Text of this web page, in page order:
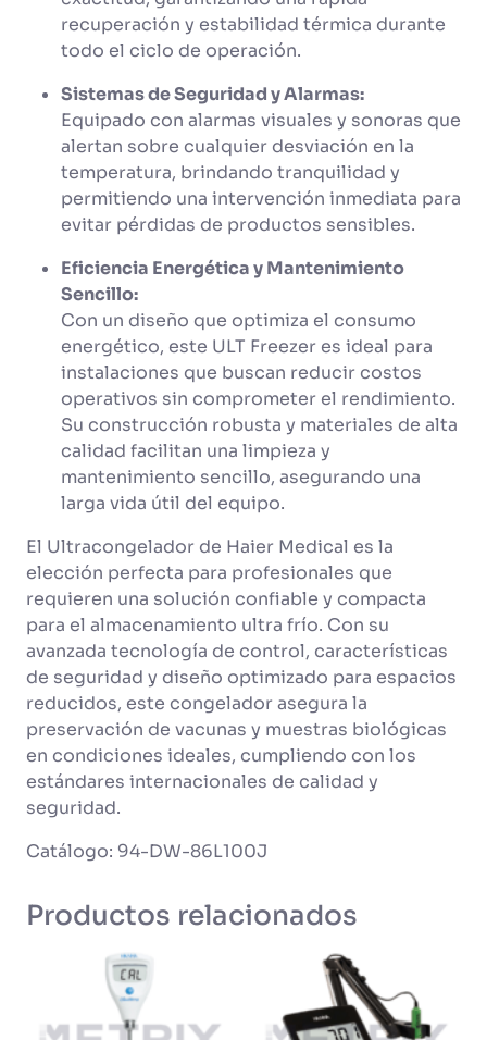
recuperación y estabilidad térmica durante
todo el ciclo de operación.
Sistemas de Seguridad y Alarmas:
Equipado con alarmas visuales y sonoras que
alertan sobre cualquier desviación en la
temperatura, brindando tranquilidad y
permitiendo una intervención inmediata para
evitar pérdidas de productos sensibles.
Eficiencia Energética y Mantenimiento
Sencillo:
Con un diseño que optimiza el consumo
energético, este ULT Freezer es ideal para
instalaciones que buscan reducir costos
operativos sin comprometer el rendimiento.
Su construcción robusta y materiales de alta
calidad facilitan una limpieza y
mantenimiento sencillo, asegurando una
larga vida útil del equipo.
El Ultracongelador de Haier Medical es la
elección perfecta para profesionales que
requieren una solución confiable y compacta
para el almacenamiento ultra frío. Con su
avanzada tecnología de control, características
de seguridad y diseño optimizado para espacios
reducidos, este congelador asegura la
preservación de vacunas y muestras biológicas
en condiciones ideales, cumpliendo con los
estándares internacionales de calidad y
seguridad.
Catálogo: 94-DW-86L100J
Productos relacionados